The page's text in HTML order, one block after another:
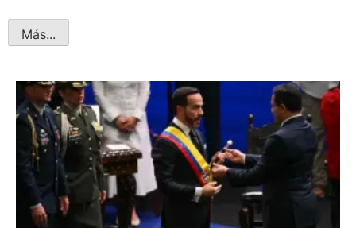
Más...